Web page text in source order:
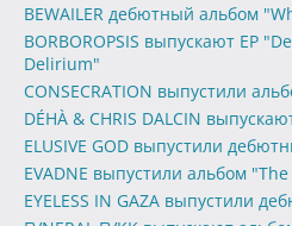
BEWAILER дебютный альбом
BORBOROPSIS выпускают EP
Delirium"
CONSECRATION выпустили
DÉHÀ & CHRIS DALCIN
ELUSIVE GOD выпустили
EVADNE выпустили альбом
EYELESS IN GAZA выпустили